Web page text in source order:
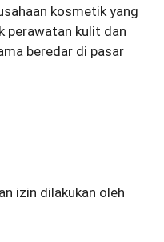
kosmetik yang
perawatan kulit dan
beredar di pasar
izin dilakukan oleh